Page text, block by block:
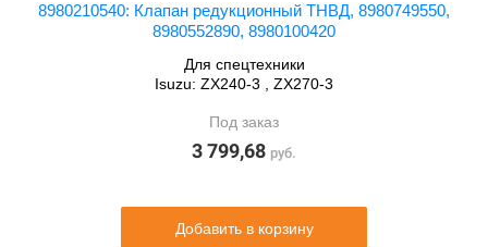
8980210540: Клапан редукционный ТНВД, 8980749550,
8980552890, 8980100420
Для спецтехники
Isuzu: ZX240-3 , ZX270-3
Под заказ
3 799,68 руб.
Добавить в корзину